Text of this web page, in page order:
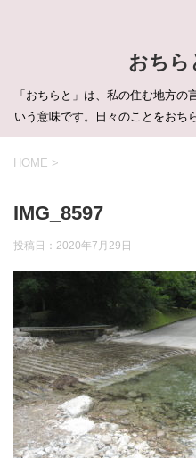
おちら
「おちらと」は、私の住む地方
いう意味です。日々のことをおち
HOME >
IMG_8597
投稿日： 2020年7月29日